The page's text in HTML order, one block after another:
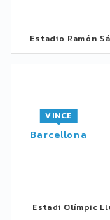
Estadio Ramón
Barcellona
VINCE
Estadi Olímpic